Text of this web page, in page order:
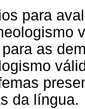
para
as
da língua.